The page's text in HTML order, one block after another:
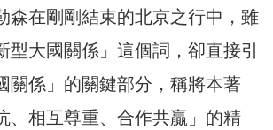
森在剛剛結束的北京之行中，雖
型大國關係」這個詞，卻直接引
關係」的關鍵部分，稱將本著
、相互尊重、合作共贏」的精